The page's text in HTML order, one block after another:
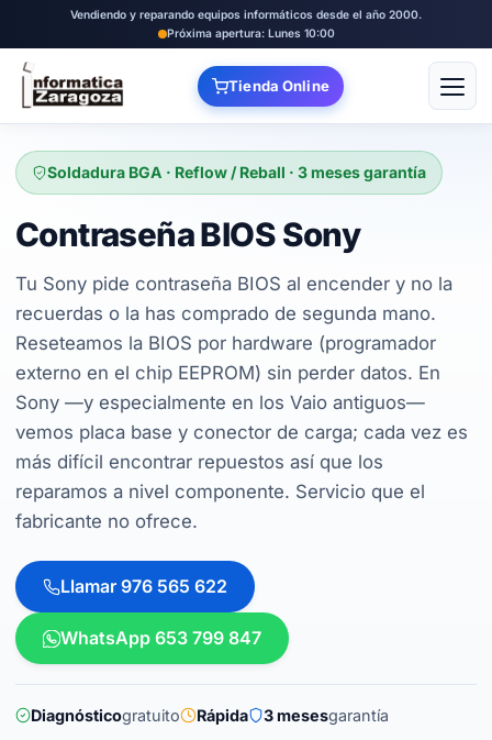
Vendiendo y reparando equipos informáticos desde el año 2000.
Próxima apertura: Lunes 10:00
Tienda Online Abrir
Soldadura BGA · Reflow / Reball · 3 meses garantía
Contraseña BIOS Sony
Tu Sony pide contraseña BIOS al encender y no la
recuerdas o la has comprado de segunda mano.
Reseteamos la BIOS por hardware (programador
externo en el chip EEPROM) sin perder datos. En
Sony —y especialmente en los Vaio antiguos—
vemos placa base y conector de carga; cada vez es
más difícil encontrar repuestos así que los
reparamos a nivel componente. Servicio que el
fabricante no ofrece.
Llamar 976 565 622
WhatsApp 653 799 847
Diagnósticogratuito Rápida 3 mesesgarantía